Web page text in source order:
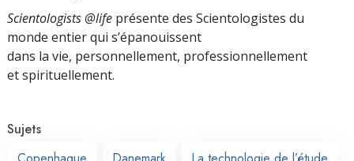
Scientologists @life présente des Scientologistes du
monde entier qui s’épanouissent
dans la vie, personnellement, professionnellement
et spirituellement.
Sujets